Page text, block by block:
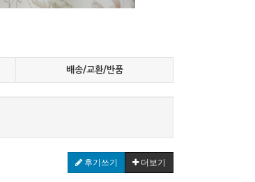
배송/교환/반품
후기쓰기 더보기